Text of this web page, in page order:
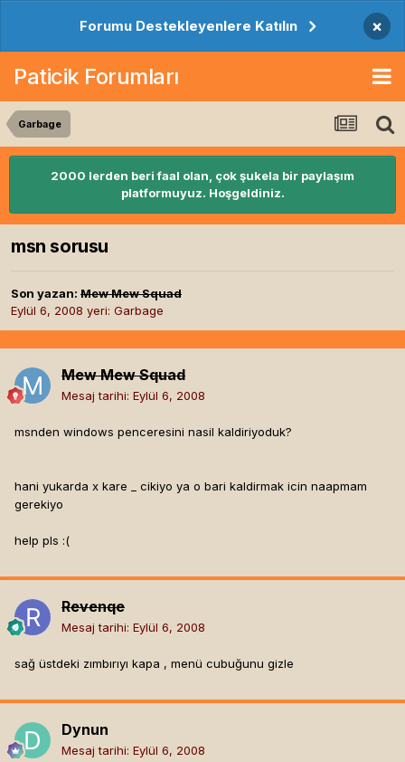
Forumu Destekleyenlere Katılın ×
Paticik Forumları
Garbage
2000 lerden beri faal olan, çok şukela bir paylaşım
platformuyuz. Hoşgeldiniz.
msn sorusu
Son yazan: Mew Mew Squad
Eylül 6, 2008 yeri: Garbage
Mew Mew Squad
Mesaj tarihi: Eylül 6, 2008
msnden windows penceresini nasil kaldiriyoduk?
hani yukarda x kare _ cikiyo ya o bari kaldirmak icin naapmam
gerekiyo
help pls :(
Revenqe
Mesaj tarihi: Eylül 6, 2008
sağ üstdeki zımbırıyı kapa , menü cubuğunu gizle
Dynun
Mesaj tarihi: Eylül 6, 2008